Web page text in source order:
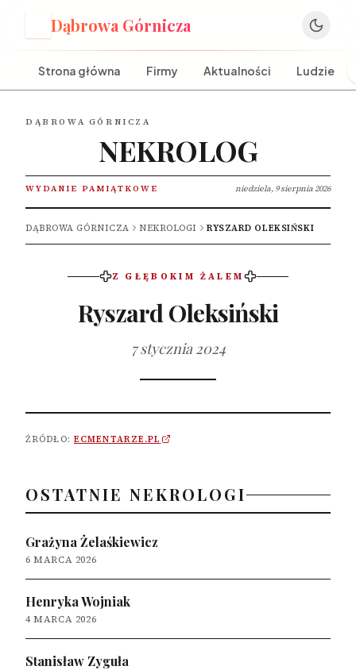
Dąbrowa Górnicza
Strona główna Firmy Aktualności Ludzie
DĄBROWA GÓRNICZA
NEKROLOG
WYDANIE PAMIĄTKOWE niedziela, 9 sierpnia 2026
DĄBROWA GÓRNICZA NEKROLOGI RYSZARD OLEKSIŃSKI
Z GŁĘBOKIM ŻALEM
Ryszard Oleksiński
7 stycznia 2024
ŹRÓDŁO: ECMENTARZE.PL
OSTATNIE NEKROLOGI
Grażyna Żelaśkiewicz
6 MARCA 2026
Henryka Wojniak
4 MARCA 2026
Stanisław Zyguła